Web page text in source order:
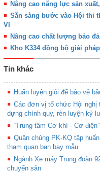
Nâng cao năng lực sản
Sẵn sàng bước vào Hội thi
VI
Nâng cao chất lượng bảo
Kho K334 đồng bộ giải
Tin khác
Huấn luyện giỏi để bảo vệ
Các đơn vị tổ chức Hội nghị
dựng chính quy, rèn luyện kỷ
“Trung tâm Cơ khí - Cơ
Quân chủng PK-KQ tập
tham quan ban bay mẫu
Ngành Xe máy Trung đoàn
chuyển sân